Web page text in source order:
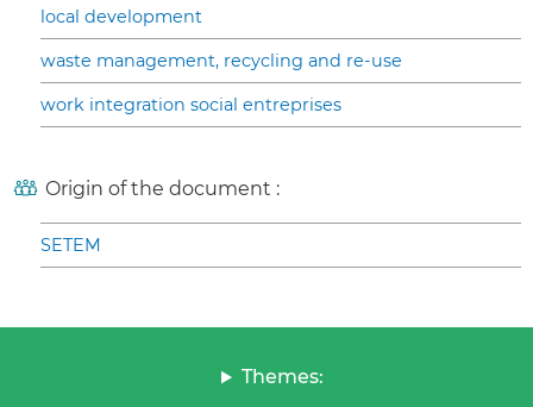
local development
waste management, recycling and re-use
work integration social entreprises
Origin of the document :
SETEM
Themes: